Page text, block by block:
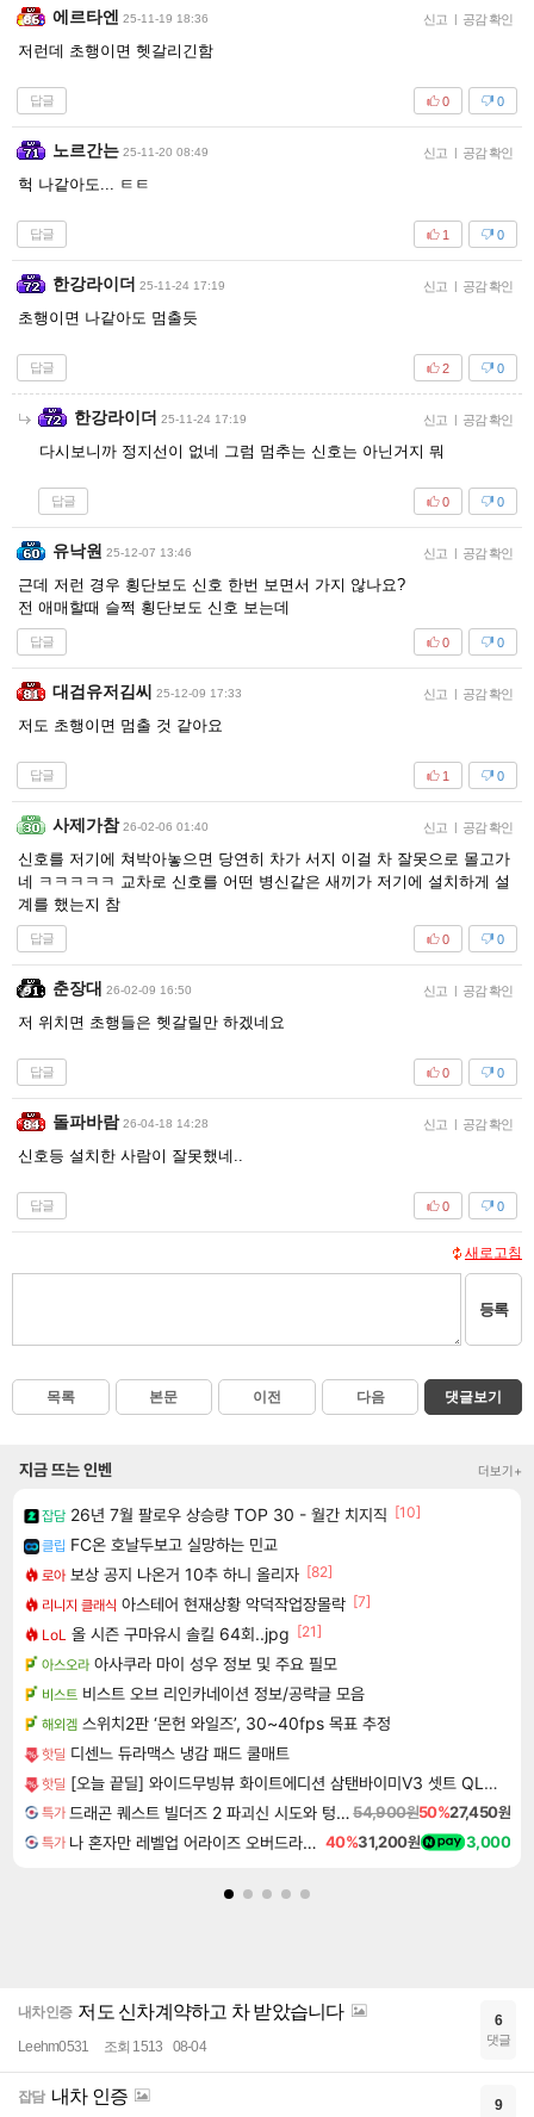
에르타엔 25-11-19 18:36 신고 | 공감 확인
저런데 초행이면 헷갈리긴함
답글 0
0
노르간는 25-11-20 08:49 신고 | 공감 확인
헉 나같아도... ㅌㅌ
답글 0
1
한강라이더 25-11-24 17:19 신고 | 공감 확인
초행이면 나같아도 멈출듯
답글 0
2
한강라이더 25-11-24 17:19 신고 | 공감 확인
다시보니까 정지선이 없네 그럼 멈추는 신호는 아닌거지 뭐
답글 0
0
유낙원 25-12-07 13:46 신고 | 공감 확인
근데 저런 경우 횡단보도 신호 한번 보면서 가지 않나요?
전 애매할때 슬쩍 횡단보도 신호 보는데
답글 0
0
대검유저김씨 25-12-09 17:33 신고 | 공감 확인
저도 초행이면 멈출 것 같아요
답글 0
1
사제가참 26-02-06 01:40 신고 | 공감 확인
신호를 저기에 쳐박아놓으면 당연히 차가 서지 이걸 차 잘못으로 몰고가
네 ㅋㅋㅋㅋㅋ 교차로 신호를 어떤 병신같은 새끼가 저기에 설치하게 설
계를 했는지 참
답글 0
0
춘장대 26-02-09 16:50 신고 | 공감 확인
저 위치면 초행들은 헷갈릴만 하겠네요
답글 0
0
돌파바람 26-04-18 14:28 신고 | 공감 확인
신호등 설치한 사람이 잘못했네..
답글 0
0
새로고침
등록
목록 본문 이전 다음 댓글보기
지금 뜨는 인벤 더보기+
잡담 26년 7월 팔로우 상승량 TOP 30 - 월간 치지직 [10]
클립 FC온 호날두보고 실망하는 민교
로아 보상 공지 나온거 10추 하니 올리자 [82]
리니지 클래식 아스테어 현재상황 악덕작업장몰락 [7]
LoL 올 시즌 구마유시 솔킬 64회..jpg [21]
아스오라 아사쿠라 마이 성우 정보 및 주요 필모
비스트 비스트 오브 리인카네이션 정보/공략글 모음
해외겜 스위치2판 ‘몬헌 와일즈’, 30~40fps 목표 추정
핫딜 디센느 듀라맥스 냉감 패드 쿨매트
핫딜 [오늘 끝딜] 와이드무빙뷰 화이트에디션 삼탠바이미V3 셋트 QLED 101cm(40인치) FHD 스마트 이동식 TV 유압식 높이조절 중소바이미 자가설치
특가 드래곤 퀘스트 빌더즈 2 파괴신 시도와 텅 빈 섬 Dragon Quest Builders 254,900원50%27,450원
특가 나 혼자만 레벨업 어라이즈 오버드라이브 디럭스 에디션 Solo Leveling Arise Overdrive Deluxe Edition 40%31,200원 3,000
내차인증 저도 신차계약하고 차 받았습니다
Leehm0531 조회 1513 08-04
6
댓글
잡담 내차 인증 9